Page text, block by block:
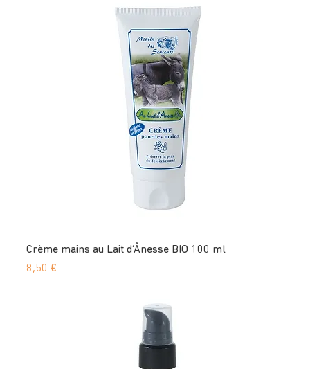
Crème mains au Lait d’Ânesse BIO 100 ml
Prix
8,50 €